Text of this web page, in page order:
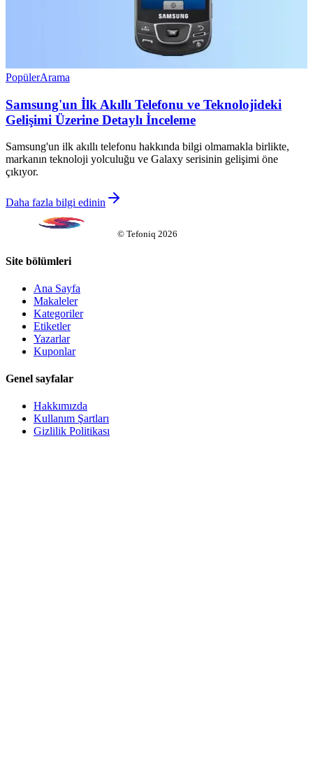
PopülerArama
Samsung'un İlk Akıllı Telefonu ve Teknolojideki
Gelişimi Üzerine Detaylı İnceleme
Samsung'un ilk akıllı telefonu hakkında bilgi olmamakla birlikte,
markanın teknoloji yolculuğu ve Galaxy serisinin gelişimi öne
çıkıyor.
Daha fazla bilgi edinin
© Tefoniq 2026
Site bölümleri
Ana Sayfa
Makaleler
Kategoriler
Etiketler
Yazarlar
Kuponlar
Genel sayfalar
Hakkımızda
Kullanım Şartları
Gizlilik Politikası